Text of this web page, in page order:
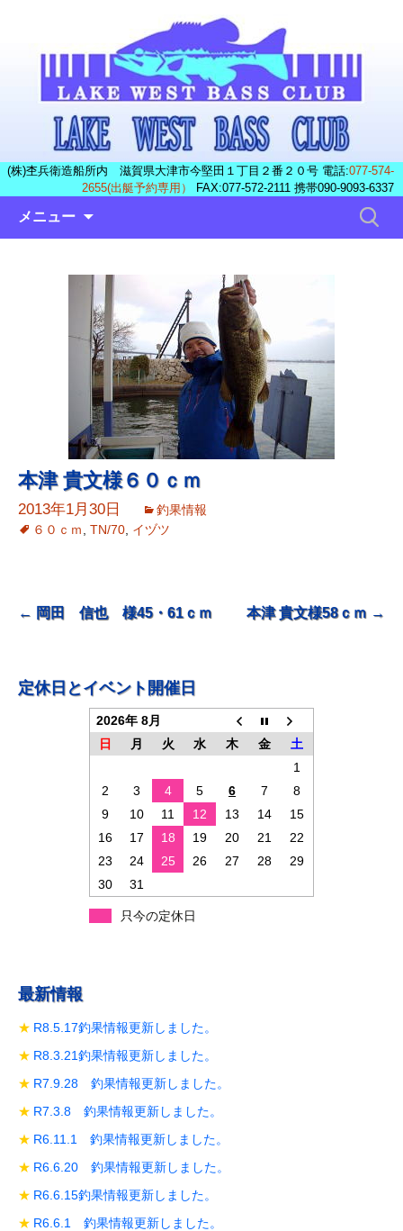
(株)杢兵衛造船所内 滋賀県大津市今堅田１丁目２番２０号 電話:077-574-
2655(出艇予約専用）
FAX:077-572-2111 携帯090-9093-6337
メニュー
ツ
へ
ス
キ
ッ
プ
検
索:
本津 貴文様６０ｃｍ
2013年1月30日
釣果情報
６０ｃｍ
TN/70 イヅツ
ビ
← 岡田 信也 様45・61ｃｍ 本津 貴文様58ｃｍ →
定休日とイベント開催日
2026年 8月
日
月 火 水 木 金
土
1
2
3 4 5 6 7
8
9
10 11 12 13 14
15
16
17 18 19 20 21
22
23
24 25 26 27 28
29
30
31
只今の定休日
最新情報
R8.5.17釣果情報更新しました。
R8.3.21釣果情報更新しました。
R7.9.28 釣果情報更新しました。
R7.3.8 釣果情報更新しました。
R6.11.1 釣果情報更新しました。
R6.6.20 釣果情報更新しました。
R6.6.15釣果情報更新しました。
R6.6.1 釣果情報更新しました。